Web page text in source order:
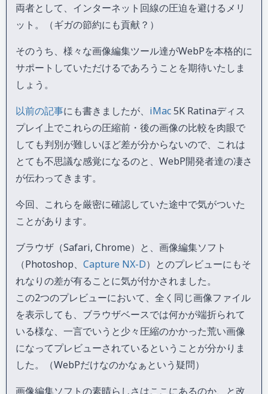
両者として、インターネット回線の圧迫を避けるメリ
ット。（ギガの節約にも貢献？）
そのうち、様々な画像編集ツール達がWebPを本格的に
サポートしていただけるであろうことを期待いたしま
しょう。
以前の記事にも書きましたが、 iMac5K Ratinaディス
プレイ上でこれらの圧縮前・後の画像の比較を肉眼で
しても判別が難しいほど差が分からないので、これは
とても不思議な感覚になるのと、WebP開発者達の凄さ
が伝わってきます。
今回、これらを厳密に確認していた途中で気がついた
ことがあります。
ブラウザ（Safari, Chrome）と、画像編集ソフト
（Photoshop、 Capture NX-D）とのプレビューにもそ
れなりの差が有ることに気が付かされました。
この2つのプレビューにおいて、全く同じ画像ファイル
を表示しても、ブラウザベースでは何かが端折られて
いる様な、一言でいうと少々圧縮のかかった荒い画像
になってプレビューされているということが分かりま
した。（WebPだけなのかなぁという疑問）
画像編集ソフトの素晴らしさはここにあるのか、と改